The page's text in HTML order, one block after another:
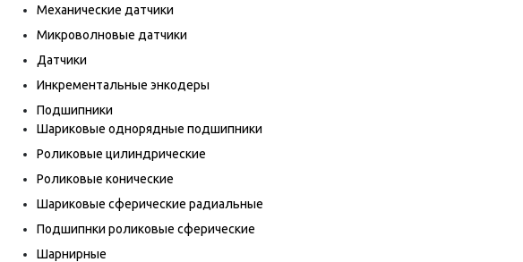
Механические датчики
Микроволновые датчики
Датчики
Инкрементальные энкодеры
Подшипники
Шариковые однорядные подшипники
Роликовые цилиндрические
Роликовые конические
Шариковые сферические радиальные
Подшипнки роликовые сферические
Шарнирные